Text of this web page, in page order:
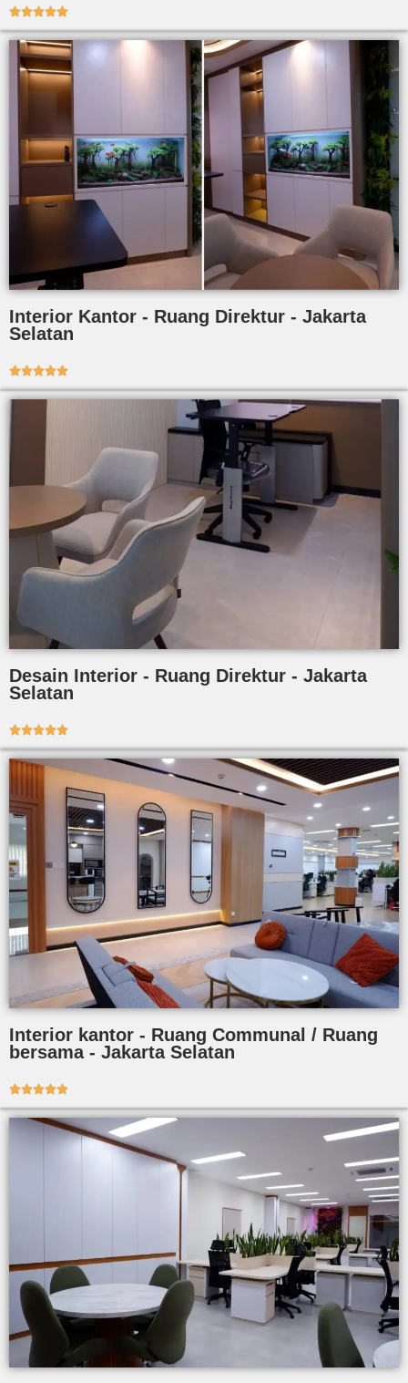

Interior Kantor - Ruang Direktur - Jakarta
Selatan

Desain Interior - Ruang Direktur - Jakarta
Selatan

Interior kantor - Ruang Communal / Ruang
bersama - Jakarta Selatan
